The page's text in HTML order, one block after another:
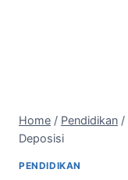
Home / Pendidikan /
Deposisi
PENDIDIKAN